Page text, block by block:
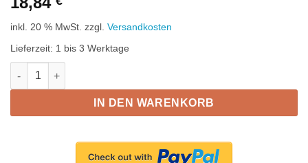
inkl. 20 % MwSt. zzgl. Versandkosten
Lieferzeit: 1 bis 3 Werktage
PGV Oberteil - Ersatzteil für 1' Ventil inkl. 4 Schrauben Menge
IN DEN WARENKORB